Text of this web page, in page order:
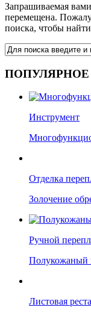
Запрашиваемая
перемещена.
поиска, чтобы
ПОПУЛЯРНОЕ
Инструмент
Отделка
Золочение
Ручной
Полукожаный
Листовая